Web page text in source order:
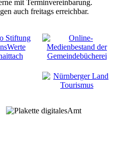
mit Terminvereinbarung.
auch freitags erreichbar.